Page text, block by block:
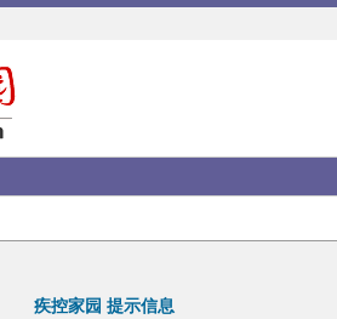
疾控家园 提示信息